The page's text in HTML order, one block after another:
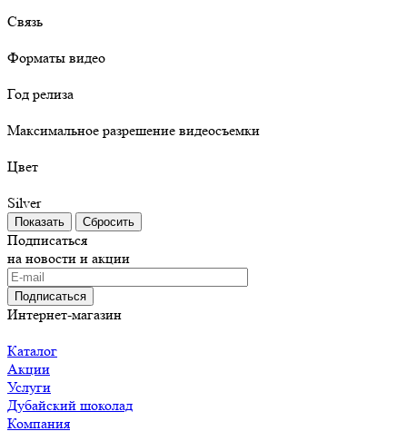
Связь
Форматы видео
Год релиза
Максимальное разрешение видеосъемки
Цвет
Silver
Сбросить
Подписаться
на новости и акции
Подписаться
Интернет-магазин
Каталог
Акции
Услуги
Дубайский шоколад
Компания